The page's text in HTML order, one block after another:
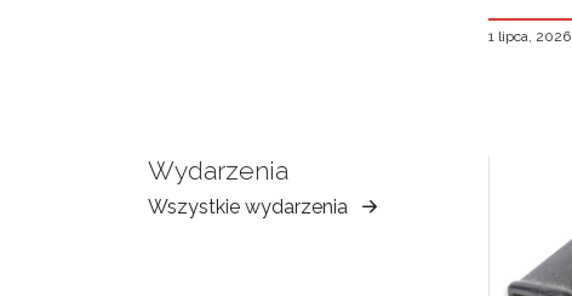
1 lipca, 2026
Wydarzenia
Wszystkie wydarzenia
Muzeum